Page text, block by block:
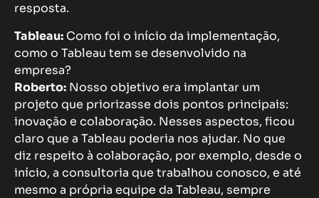
resposta.
Tableau: Como foi o início da implementação,
como o Tableau tem se desenvolvido na
empresa?
Roberto: Nosso objetivo era implantar um
projeto que priorizasse dois pontos principais:
inovação e colaboração. Nesses aspectos, ficou
claro que a Tableau poderia nos ajudar. No que
diz respeito à colaboração, por exemplo, desde o
início, a consultoria que trabalhou conosco, e até
mesmo a própria equipe da Tableau, sempre